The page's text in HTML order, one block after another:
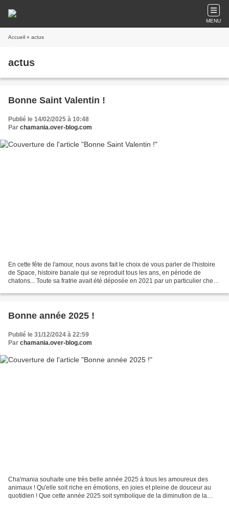
MENU
Accueil » actus
actus
Bonne Saint Valentin !
Publié le 14/02/2025 à 10:48
Par chamania.over-blog.com
En cette fête de l'amour, nous avons fait le choix de vous parler de l'histoire
de Space, histoire banale qui se reproduit tous les ans, en période de
chatons... Toute sa fratrie avait été déposée en 2021 par un particulier chez
Bonne année 2025 !
Publié le 31/12/2024 à 22:59
Par chamania.over-blog.com
Cha'mania souhaite une très belle année 2025 à tous les amoureux des
animaux ! Qu'elle soit riche en émotions, en joies et pleine de douceur au
quotidien ! Que cette année 2025 soit symbolique de la diminution de la